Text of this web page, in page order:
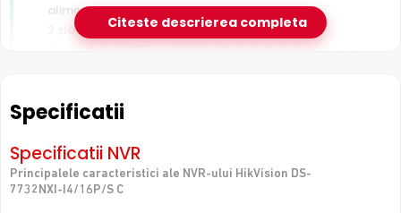
alimenteaza direct din NVR
2 sloturi HDD pentru arhiva video extinsa
Compresie H.265+ — arhiva video de 2x mai lunga pe
Hard disk-ul nu este inclus — se achizitioneaza separat
Citeste descrierea completa
Specificatii
Specificatii NVR
Principalele caracteristici ale NVR-ului HikVision DS-
7732NXI-I4/16P/S C